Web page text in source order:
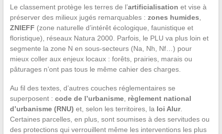
Le classement protège les terres de l’artificialisation et vise à
préserver des milieux jugés remarquables : zones humides
ZNIEFF (zone naturelle d’intérêt écologique, faunistique et
floristique), réseaux Natura 2000. Parfois, le PLU va plus loin et
segmente la zone N en sous-secteurs (Na, Nh, Nf…) pour
mieux coller aux enjeux locaux : forêts, prairies, marais ou
pâturages n’ont pas tous le même cahier des charges.
Au fil des textes, d’autres couches réglementaires se
superposent : code de l’urbanisme, règlement national
d’urbanisme (RNU) et, selon les territoires, la loi Alur.
Certaines parcelles, en plus, sont soumises à des servitudes ou
des protections qui verrouillent même les interventions les plus